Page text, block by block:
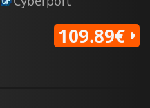
109.89€